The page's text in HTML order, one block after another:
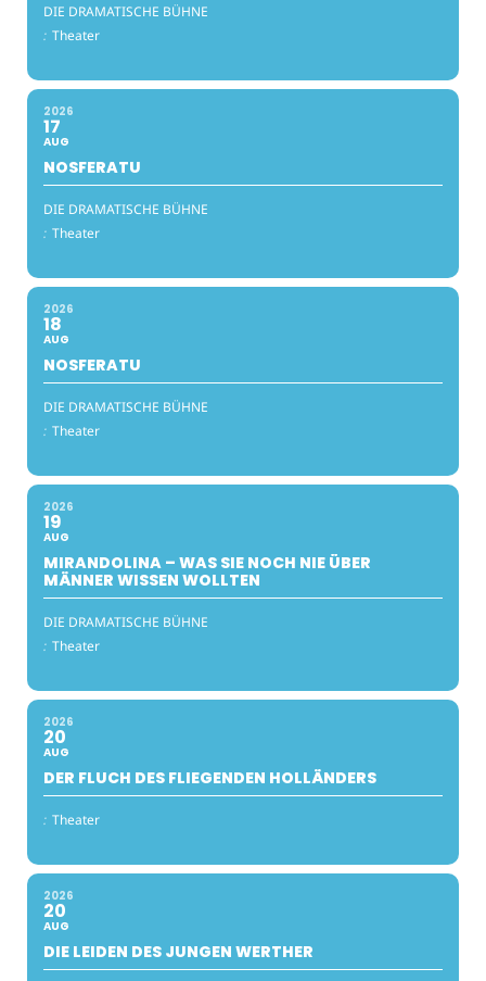
DIE DRAMATISCHE BÜHNE
: Theater
2026
17
AUG
NOSFERATU
DIE DRAMATISCHE BÜHNE
: Theater
2026
18
AUG
NOSFERATU
DIE DRAMATISCHE BÜHNE
: Theater
2026
19
AUG
MIRANDOLINA – WAS SIE NOCH NIE ÜBER
MÄNNER WISSEN WOLLTEN
DIE DRAMATISCHE BÜHNE
: Theater
2026
20
AUG
DER FLUCH DES FLIEGENDEN HOLLÄNDERS
: Theater
2026
20
AUG
DIE LEIDEN DES JUNGEN WERTHER